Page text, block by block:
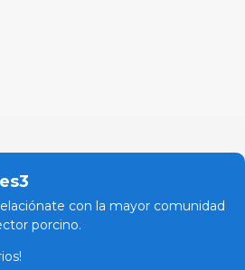
con la mayor comunidad
porcino.